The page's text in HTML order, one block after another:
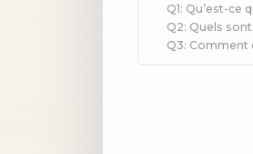
Q1: Qu’est-ce
Q2: Quels
Q3: Comment